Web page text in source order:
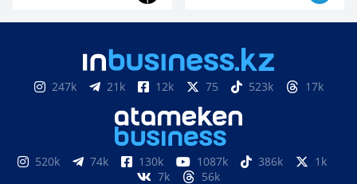
247k 21k 12k 75 523k 17k
520k 74k 130k 1087k 386k
1k
7k
56k